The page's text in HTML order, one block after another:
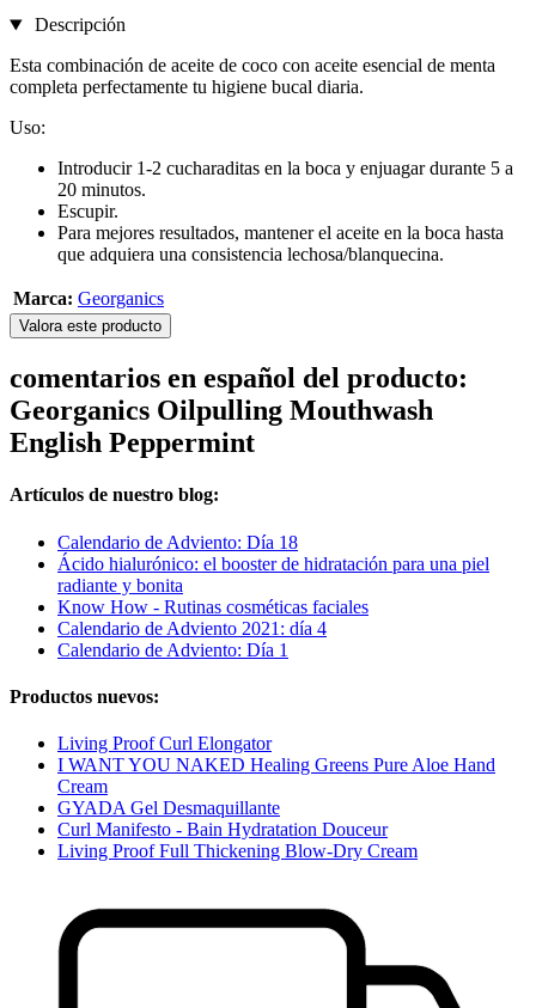
Descripción
Esta combinación de aceite de coco con aceite esencial de menta
completa perfectamente tu higiene bucal diaria.
Uso:
Introducir 1-2 cucharaditas en la boca y enjuagar durante 5 a
20 minutos.
Escupir.
Para mejores resultados, mantener el aceite en la boca hasta
que adquiera una consistencia lechosa/blanquecina.
Marca: Georganics
Valora este producto
comentarios en español del producto:
Georganics Oilpulling Mouthwash
English Peppermint
Artículos de nuestro blog:
Calendario de Adviento: Día 18
Ácido hialurónico: el booster de hidratación para una piel
radiante y bonita
Know How - Rutinas cosméticas faciales
Calendario de Adviento 2021: día 4
Calendario de Adviento: Día 1
Productos nuevos:
Living Proof Curl Elongator
I WANT YOU NAKED Healing Greens Pure Aloe Hand
Cream
GYADA Gel Desmaquillante
Curl Manifesto - Bain Hydratation Douceur
Living Proof Full Thickening Blow-Dry Cream